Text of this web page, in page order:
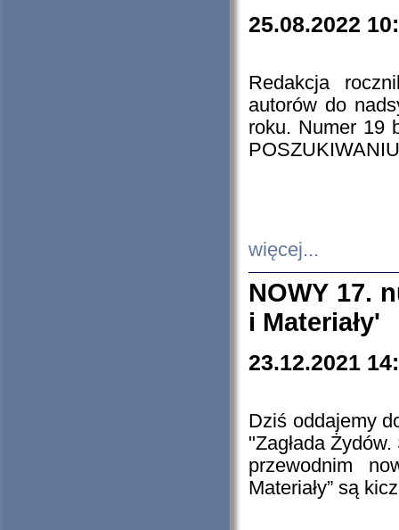
25.08.2022
Redakcja
autorów do
roku. Numer 19
więcej...
NOWY 17.
i Materiały'
23.12.2021
Dziś oddajemy
"Zagłada
przewodnim
Materiały” są